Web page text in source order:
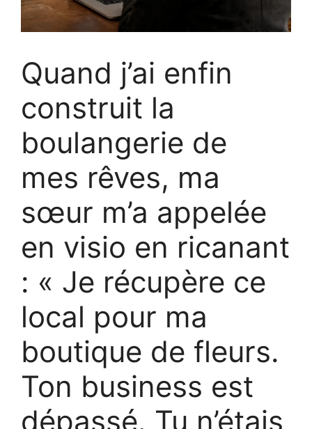
Quand j’ai enfin
construit la
boulangerie de
mes rêves, ma
sœur m’a appelée
en visio en ricanant
: « Je récupère ce
local pour ma
boutique de fleurs.
Ton business est
dépassé. Tu n’étais